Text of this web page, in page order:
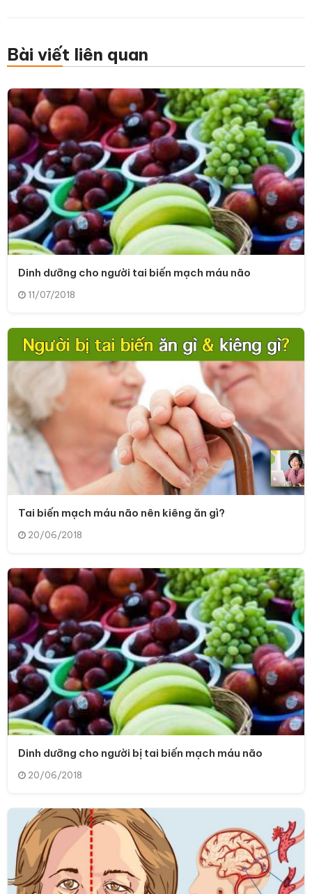
Bài viết liên quan
Dinh dưỡng cho người tai biến mạch máu não
11/07/2018
Tai biến mạch máu não nên kiêng ăn gì?
20/06/2018
Dinh dưỡng cho người bị tai biến mạch máu não
20/06/2018